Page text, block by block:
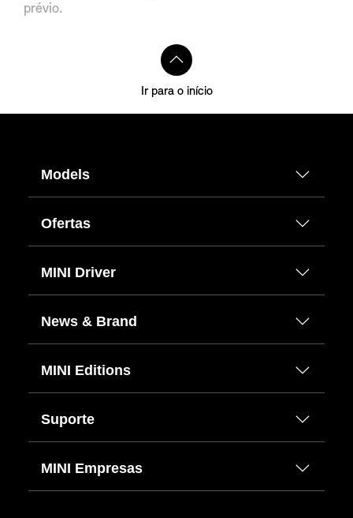
prévio.
Ir para o início
Models
Ofertas
MINI Driver
News & Brand
MINI Editions
Suporte
MINI Empresas